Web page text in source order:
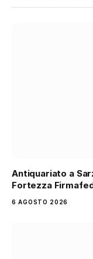
Antiquariato a
Fortezza
6 AGOSTO 2026